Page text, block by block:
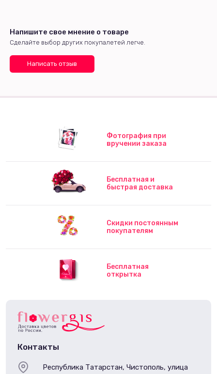
Напишите свое мнение о товаре
Сделайте выбор других покупалетей легче.
Написать отзыв
Фотография при
вручении заказа
Бесплатная и
быстрая доставка
Скидки постоянным
покупателям
Бесплатная
открытка
Контакты
Республика Татарстан, Чистополь, улица